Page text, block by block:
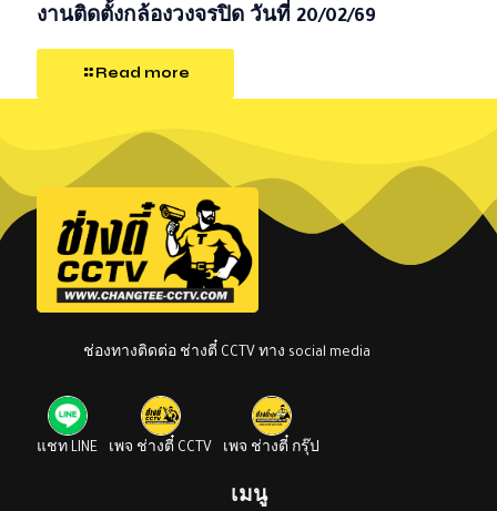
งานติดตั้งกล้องวงจรปิด วันที่ 20/02/69
Read more
ช่องทางติดต่อ ช่างตี๋ CCTV ทาง social media
แชท LINE เพจ ช่างตี๋ CCTV เพจ ช่างตี๋ กรุ๊ป
เมนู